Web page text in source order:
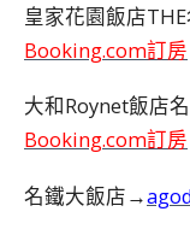
皇家花園飯店
Booking.com訂房
大和Roynet飯店
Booking.com訂房
名鐵大飯店→